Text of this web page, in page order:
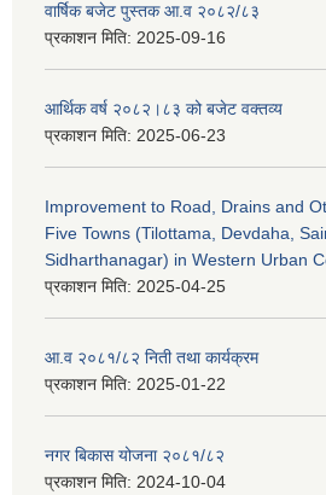
वार्षिक बजेट पुस्तक आ.व २०८२/८३
प्रकाशन मिति: 2025-09-16
आर्थिक वर्ष २०८२।८३ को बजेट वक्तव्य
प्रकाशन मिति: 2025-06-23
Improvement to Road, Drains and
Five Towns (Tilottama, Devdaha,
Sidharthanagar) in Western Urban
प्रकाशन मिति: 2025-04-25
आ.व २०८१/८२ निती तथा कार्यक्रम
प्रकाशन मिति: 2025-01-22
नगर बिकास योजना २०८१/८२
प्रकाशन मिति: 2024-10-04